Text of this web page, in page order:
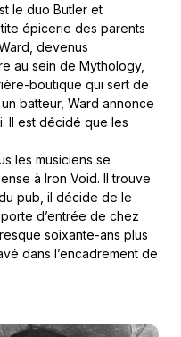
le duo Butler et
épicerie des parents
devenus
au sein de Mythology,
boutique qui sert de
batteur, Ward annonce
Il est décidé que les
les musiciens se
à Iron Void. Il trouve
pub, il décide de le
d’entrée de chez
soixante-ans plus
dans l’encadrement de